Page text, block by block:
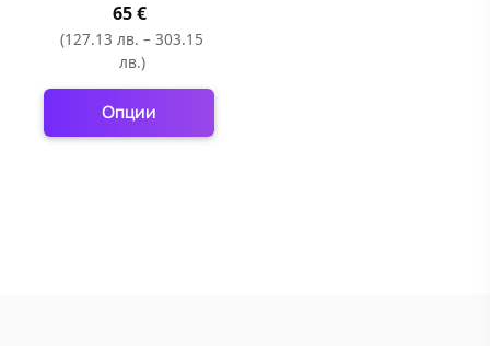
65€
(127.13 лв. – 303.15
лв.)
Опции